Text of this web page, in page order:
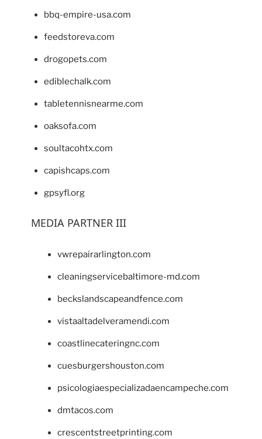
bbq-empire-usa.com
feedstoreva.com
drogopets.com
ediblechalk.com
tabletennisnearme.com
oaksofa.com
soultacohtx.com
capishcaps.com
gpsyfl.org
MEDIA PARTNER III
vwrepairarlington.com
cleaningservicebaltimore-md.com
beckslandscapeandfence.com
vistaaltadelveramendi.com
coastlinecateringnc.com
cuesburgershouston.com
psicologiaespecializadaencampeche.com
dmtacos.com
crescentstreetprinting.com